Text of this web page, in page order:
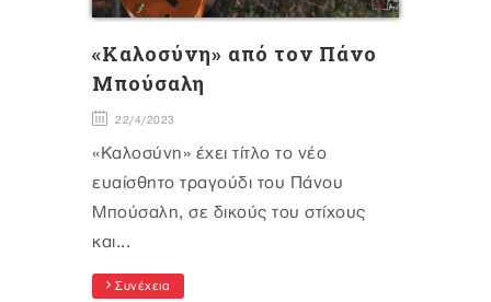
«Καλοσύνη» από τον Πάνο
Μπούσαλη
22/4/2023
«Καλοσύνη» έχει τίτλο το νέο
ευαίσθητο τραγούδι του Πάνου
Μπούσαλη, σε δικούς του στίχους
και...
Συνέχεια